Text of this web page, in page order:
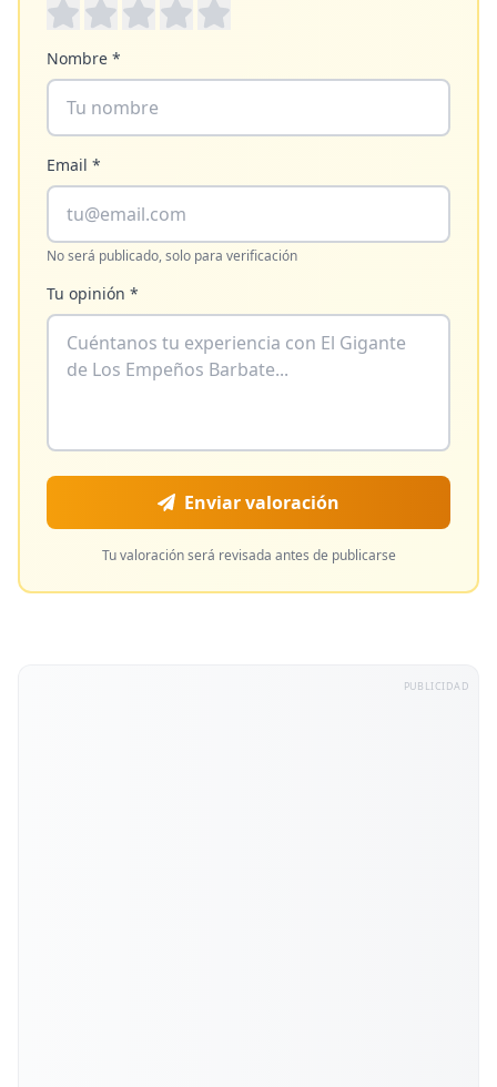
Nombre *
Email *
No será publicado, solo para verificación
Tu opinión *
Enviar valoración
Tu valoración será revisada antes de publicarse
PUBLICIDAD